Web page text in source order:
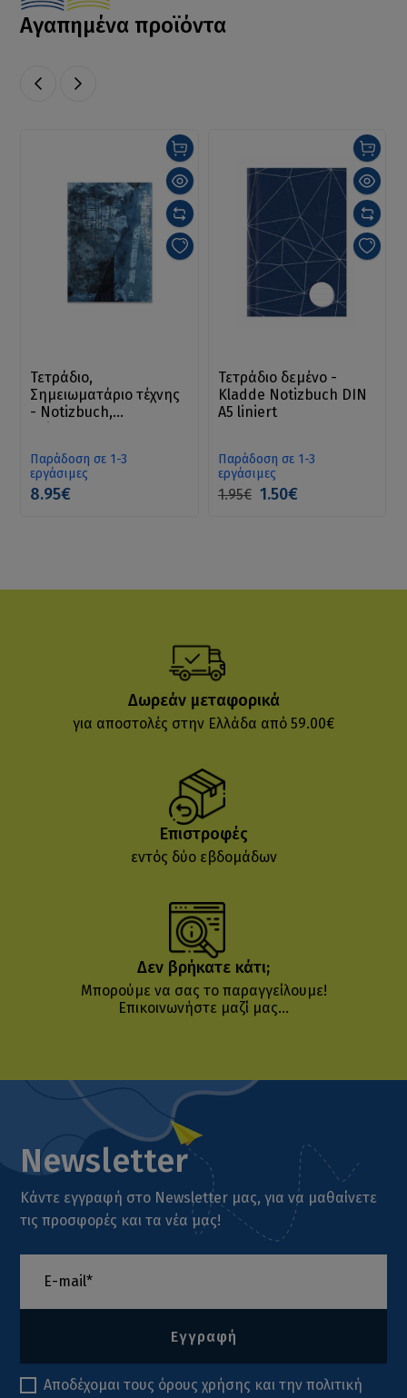
Αγαπημένα προϊόντα
Τετράδιο,
Σημειωματάριο τέχνης
- Notizbuch,
Παράδοση σε 1-3
εργάσιμες
8.95€
Τετράδιο δεμένο -
Kladde Notizbuch DIN
A5 liniert
Παράδοση σε 1-3
εργάσιμες
1.95€ 1.50€
Δωρεάν μεταφορικά
για αποστολές στην Ελλάδα από 59.00€
Επιστροφές
εντός δύο εβδομάδων
Δεν βρήκατε κάτι;
Μπορούμε να σας το παραγγείλουμε!
Επικοινωνήστε μαζί μας...
Newsletter
Κάντε εγγραφή στο Newsletter μας, για να μαθαίνετε
τις προσφορές και τα νέα μας!
Εγγραφή
Αποδέχομαι τους όρους χρήσης και τηνπολιτική